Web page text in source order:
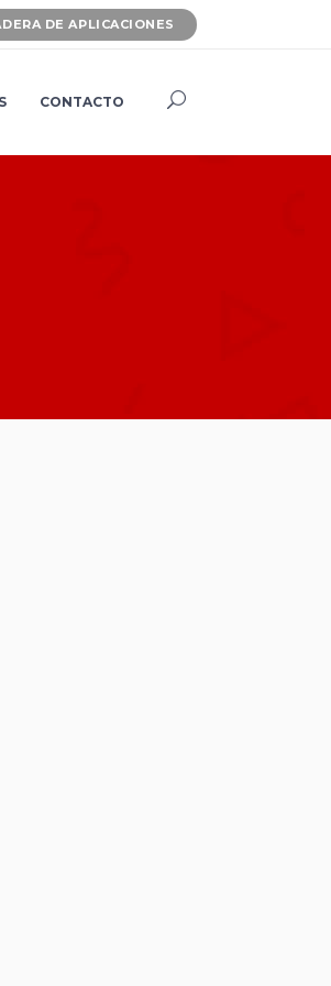
DE APLICACIONES
CONTACTO